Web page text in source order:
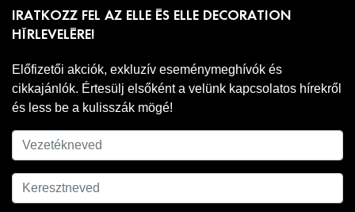
IRATKOZZ FEL AZ ELLE ÉS ELLE DECORATION
HÍRLEVELÉRE!
Előfizetői akciók, exkluzív eseménymeghívók és
cikkajánlók. Értesülj elsőként a velünk kapcsolatos hírekről
és less be a kulisszák mögé!